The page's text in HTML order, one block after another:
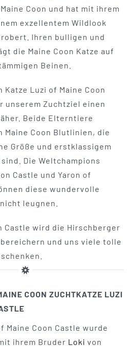
Coon und hat mit ihrem
exzellentem Wildlook
Ihren bulligen und
die Maine Coon Katze auf
Beinen.
Katze Luzi of Maine Coon
unserem Zuchtziel einen
Beide Elterntiere
Maine Coon Blutlinien, die
Größe und erstklassigem
Die Weltchampions
Castle und Yaron of
diese wundervolle
leugnen.
Castle wird die Hirschberger
bereichern und uns viele tolle
COON ZUCHTKATZE LUZI
Maine Coon Castle wurde
ihrem Bruder Loki von